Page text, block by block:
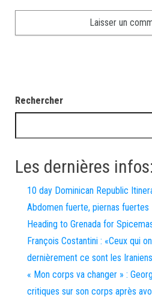
Rechercher
Les dernières infos:
10 day Dominican Republic
Abdomen fuerte, piernas fuertes
Heading to Grenada for
François Costantini : «Ceux qui
dernièrement ce sont les
« Mon corps va changer » :
critiques sur son corps après